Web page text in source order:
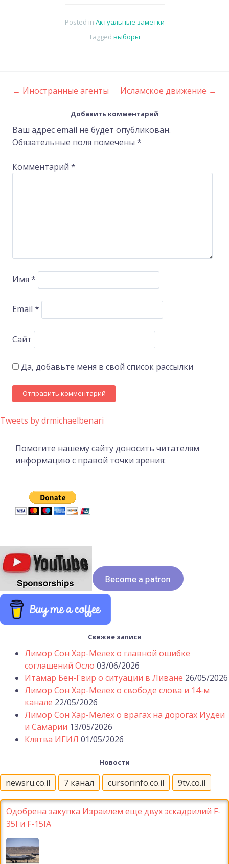
Posted in Актуальные заметки
Tagged выборы
Post
navigation
← Иностранные агенты Исламское движение →
Добавить комментарий
Ваш адрес email не будет опубликован.
Обязательные поля помечены *
Комментарий *
Имя *
Email *
Сайт
Да, добавьте меня в свой список рассылки
Tweets by drmichaelbenari
Помогите нашему сайту доносить читателям
информацию с правой точки зрения:
Свежие записи
Лимор Сон Хар-Мелех о главной ошибке
соглашений Осло 03/06/2026
Итамар Бен-Гвир о ситуации в Ливане 26/05/2026
Лимор Сон Хар-Мелех о свободе слова и 14-м
канале 22/05/2026
Лимор Сон Хар-Мелех о врагах на дорогах Иудеи
и Самарии 13/05/2026
Клятва ИГИЛ 01/05/2026
Новости
newsru.co.il 7 канал cursorinfo.co.il 9tv.co.il
Одобрена закупка Израилем еще двух эскадрилий F-
35I и F-15IA